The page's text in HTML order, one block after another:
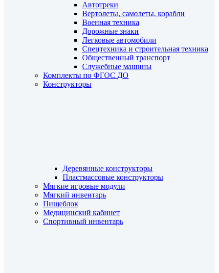
Автотреки
Вертолеты, самолеты, корабли
Военная техника
Дорожные знаки
Легковые автомобили
Спецтехника и строительная техника
Общественный транспорт
Служебные машины
Комплекты по ФГОС ДО
Конструкторы
Деревянные конструкторы
Пластмассовые конструкторы
Мягкие игровые модули
Мягкий инвентарь
Пищеблок
Медицинский кабинет
Спортивный инвентарь